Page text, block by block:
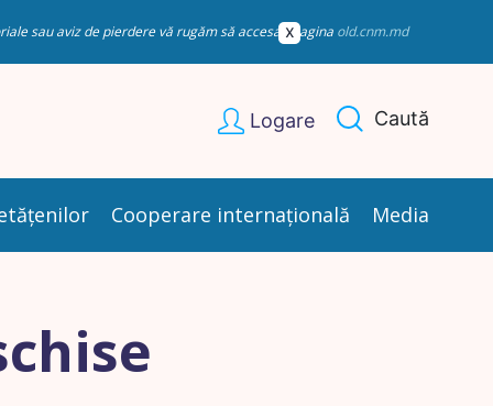
sau aviz de pierdere vă rugăm să accesați pagina old.cnm.md
Logare Caută
Cooperare internațională Media